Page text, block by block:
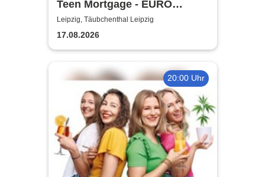
Teen Mortgage - EURO
SUMMER 2026
Leipzig, Täubchenthal Leipzig
17.08.2026
20:00 Uhr